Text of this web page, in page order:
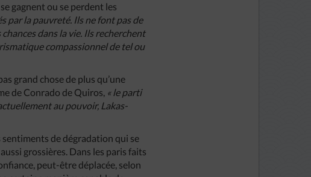
gagnent ou se perdent les
par la pauvreté. Ils ne font pas de
dans la vie. Ils recherchent
compassionnel de tel ou
grand chose de plus qu’une
de Conrado de Quiros, « le parti
au pouvoir, Lakas-
de dégradation qui se
grossières. Dans les paris faits
peut-être déplacée, selon